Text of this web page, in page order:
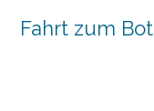
Fahrt zum